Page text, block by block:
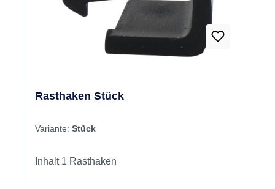
Schlussdorn
Rasthaken Stück
Variante: Stück
Inhalt 1 Rasthaken